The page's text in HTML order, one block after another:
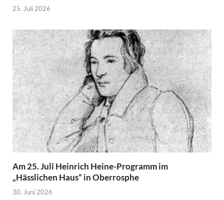
25. Juli 2026
Am 25. Juli Heinrich Heine-Programm im
„Hässlichen Haus“ in Oberrosphe
30. Juni 2026